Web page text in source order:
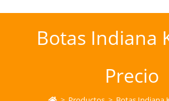
Botas Indiana
Precio